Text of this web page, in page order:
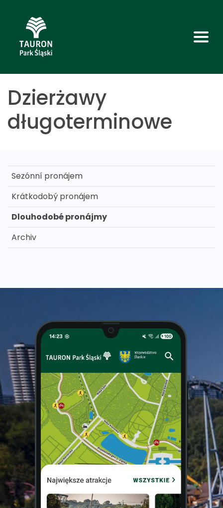
Dzierżawy
długoterminowe
Sezónní pronájem
Krátkodobý pronájem
Dlouhodobé pronájmy
Archiv